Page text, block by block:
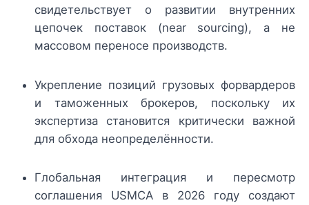
свидетельствует о развитии внутренних
цепочек поставок (near sourcing), а не
массовом переносе производств.
Укрепление позиций грузовых форвардеров
и таможенных брокеров, поскольку их
экспертиза становится критически важной
для обхода неопределённости.
Глобальная интеграция и пересмотр
соглашения USMCA в 2026 году создают